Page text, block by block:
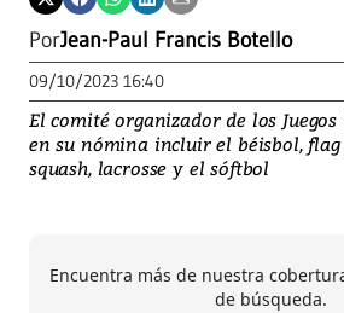
PorJean-Paul Francis Botello
09/10/2023 16:40
El comité organizador de los
en su nómina incluir el béisbol,
squash, lacrosse y el sóftbol
Encuentra más de nuestra
de búsqueda.